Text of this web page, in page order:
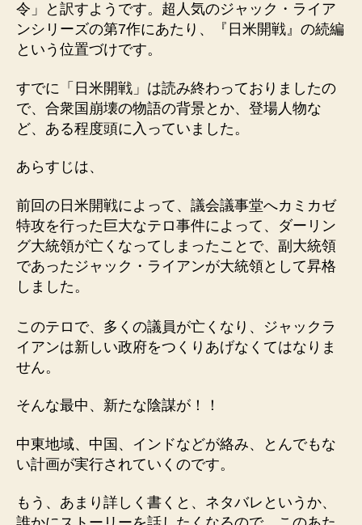
令」と訳すようです。超人気のジャック・ライア
ンシリーズの第7作にあたり、『日米開戦』の続編
という位置づけです。
すでに「日米開戦」は読み終わっておりましたの
で、合衆国崩壊の物語の背景とか、登場人物な
ど、ある程度頭に入っていました。
あらすじは、
前回の日米開戦によって、議会議事堂へカミカゼ
特攻を行った巨大なテロ事件によって、ダーリン
グ大統領が亡くなってしまったことで、副大統領
であったジャック・ライアンが大統領として昇格
しました。
このテロで、多くの議員が亡くなり、ジャックラ
イアンは新しい政府をつくりあげなくてはなりま
せん。
そんな最中、新たな陰謀が！！
中東地域、中国、インドなどが絡み、とんでもな
い計画が実行されていくのです。
もう、あまり詳しく書くと、ネタバレというか、